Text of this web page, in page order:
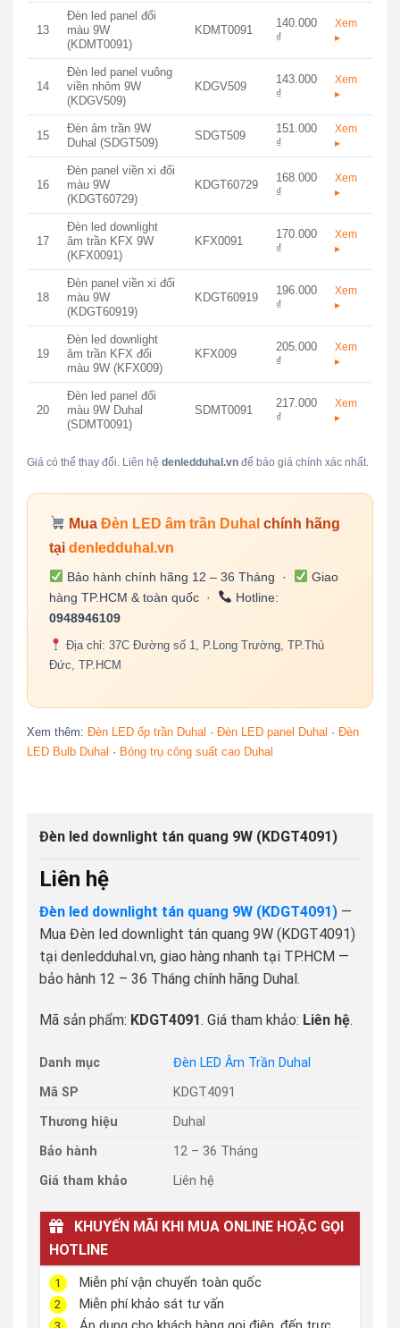
13
Đèn led panel đổi
màu 9W
(KDMT0091)
KDMT0091
140.000
₫
Xem
▸
14
Đèn led panel vuông
viền nhôm 9W
(KDGV509)
KDGV509
143.000
₫
Xem
▸
15
Đèn âm trần 9W
Duhal (SDGT509)
SDGT509
151.000
₫
Xem
▸
16
Đèn panel viền xi đổi
màu 9W
(KDGT60729)
KDGT60729
168.000
₫
Xem
▸
17
Đèn led downlight
âm trần KFX 9W
(KFX0091)
KFX0091
170.000
₫
Xem
▸
18
Đèn panel viền xi đổi
màu 9W
(KDGT60919)
KDGT60919
196.000
₫
Xem
▸
19
Đèn led downlight
âm trần KFX đổi
màu 9W (KFX009)
KFX009
205.000
₫
Xem
▸
20
Đèn led panel đổi
màu 9W Duhal
(SDMT0091)
SDMT0091
217.000
₫
Xem
▸
Giá có thể thay đổi. Liên hệ denledduhal.vnđể báo giá chính xác nhất.
MuaĐèn LED âm trần Duhal chính hãng
tại denledduhal.vn
Bảo hành chính hãng 12 – 36 Tháng ·
Giao
hàng TP.HCM & toàn quốc ·
Hotline:
0948946109
Địa chỉ: 37C Đường số 1, P.Long Trường, TP.Thủ
Đức, TP.HCM
Xem thêm: Đèn LED ốp trần Duhal · Đèn LED panel Duhal · Đèn
LED Bulb Duhal · Bóng trụ công suất cao Duhal
Đèn led downlight tán quang 9W (KDGT4091)
Liên hệ
Đèn led downlight tán quang 9W (KDGT4091)—
Mua Đèn led downlight tán quang 9W (KDGT4091)
tại denledduhal.vn, giao hàng nhanh tại TP.HCM —
bảo hành 12 – 36 Tháng chính hãng Duhal.
Mã sản phẩm: KDGT4091. Giá tham khảo: Liên hệ.
Danh mục
Đèn LED Âm Trần Duhal
Mã SP
KDGT4091
Thương hiệu
Duhal
Bảo hành
12 – 36 Tháng
Giá tham khảo
Liên hệ
KHUYẾN MÃI KHI MUA ONLINE HOẶC GỌI
HOTLINE
1 Miễn phí vận chuyển toàn quốc
2 Miễn phí khảo sát tư vấn